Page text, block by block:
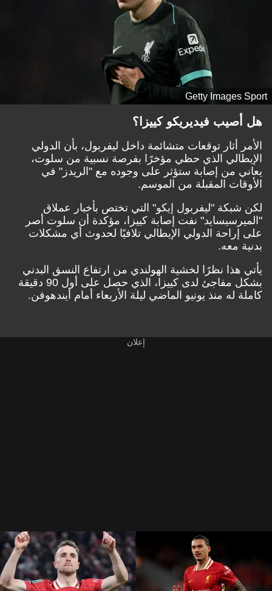
Getty Images Sport
هل أصيب فيديريكو كييزا؟
الأمر أثار توقعات متشائمة داخل ليفربول، بأن الدولي
الإيطالي الذي حظي مؤخرًا بفرصة نسبية من سلوت،
يعاني من إصابة ستؤثر على وجوده مع "الريدز" في
الأوقات المقبلة من الموسم.
لكن شبكة "ليفربول إيكو" التي تختص بأخبار عملاق
"الميرسيسايد" نفت إصابة كييزا، مؤكدة أن سلوت أصر
على إراحة الدولي الإيطالي تلافيًا لحدوث أي مشكلات
بدنية معه.
يأتي هذا نظرًا لخشية الهولندي من ارتفاع النسق البدني
بشكل مفاجئ لدى كييزا، الذي حصل على أول 90 دقيقة
كاملة له منذ يونيو الماضي ليلة الأربعاء أمام أيندهوفن.